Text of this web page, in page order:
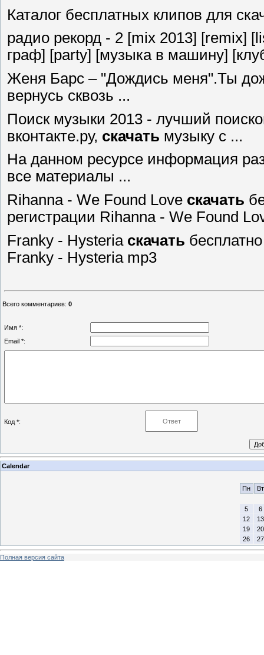
Каталог бесплатных клипов для
радио рекорд - 2 [mix 2013] [remix]
граф] [party] [музыка в машину]
Женя Барс – "Дождись меня".Ты
вернусь сквозь ...
Поиск музыки 2013 - лучший
вконтакте.ру, скачать музыку с ...
На данном ресурсе информация
все материалы ...
Rihanna - We Found Love скачать
регистрации Rihanna - We Found
Franky - Hysteria скачать
Franky - Hysteria mp3
Всего комментариев: 0
Имя *:
Email *:
Код *:
Calendar
Пн Вт
5
6
12
13
19
20
26
27
Полная версия сайта